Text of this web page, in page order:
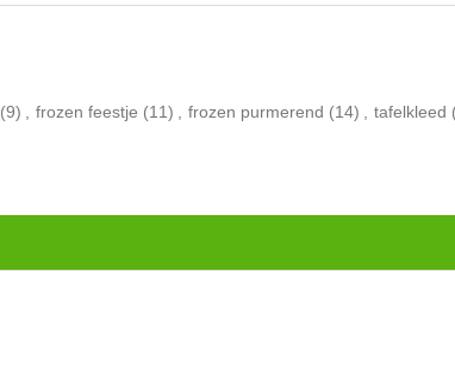
(9) frozen feestje (11) frozen purmerend (14) tafelkleed